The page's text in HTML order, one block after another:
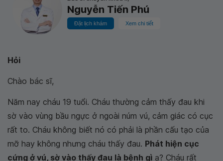
Nguyễn Tiến Phú
Đặt lịch khám Xem chi tiết
Hỏi
Chào bác sĩ,
Năm nay cháu 19 tuổi. Cháu thường cảm thấy đau khi
sờ vào vùng bầu ngực ở ngoài núm vú, cảm giác có cục
rất to. Cháu không biết nó có phải là phần cấu tạo của
mỡ hay không nhưng cháu thấy đau. Phát hiện cục
cứng ở vú, sờ vào thấy đau là bệnh gì ạ? Cháu rất